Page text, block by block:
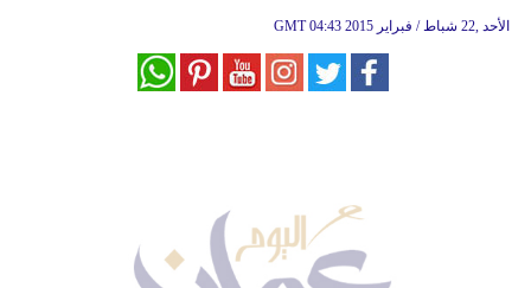
GMT 04:43 2015 الأحد ,22 شباط / فبراير